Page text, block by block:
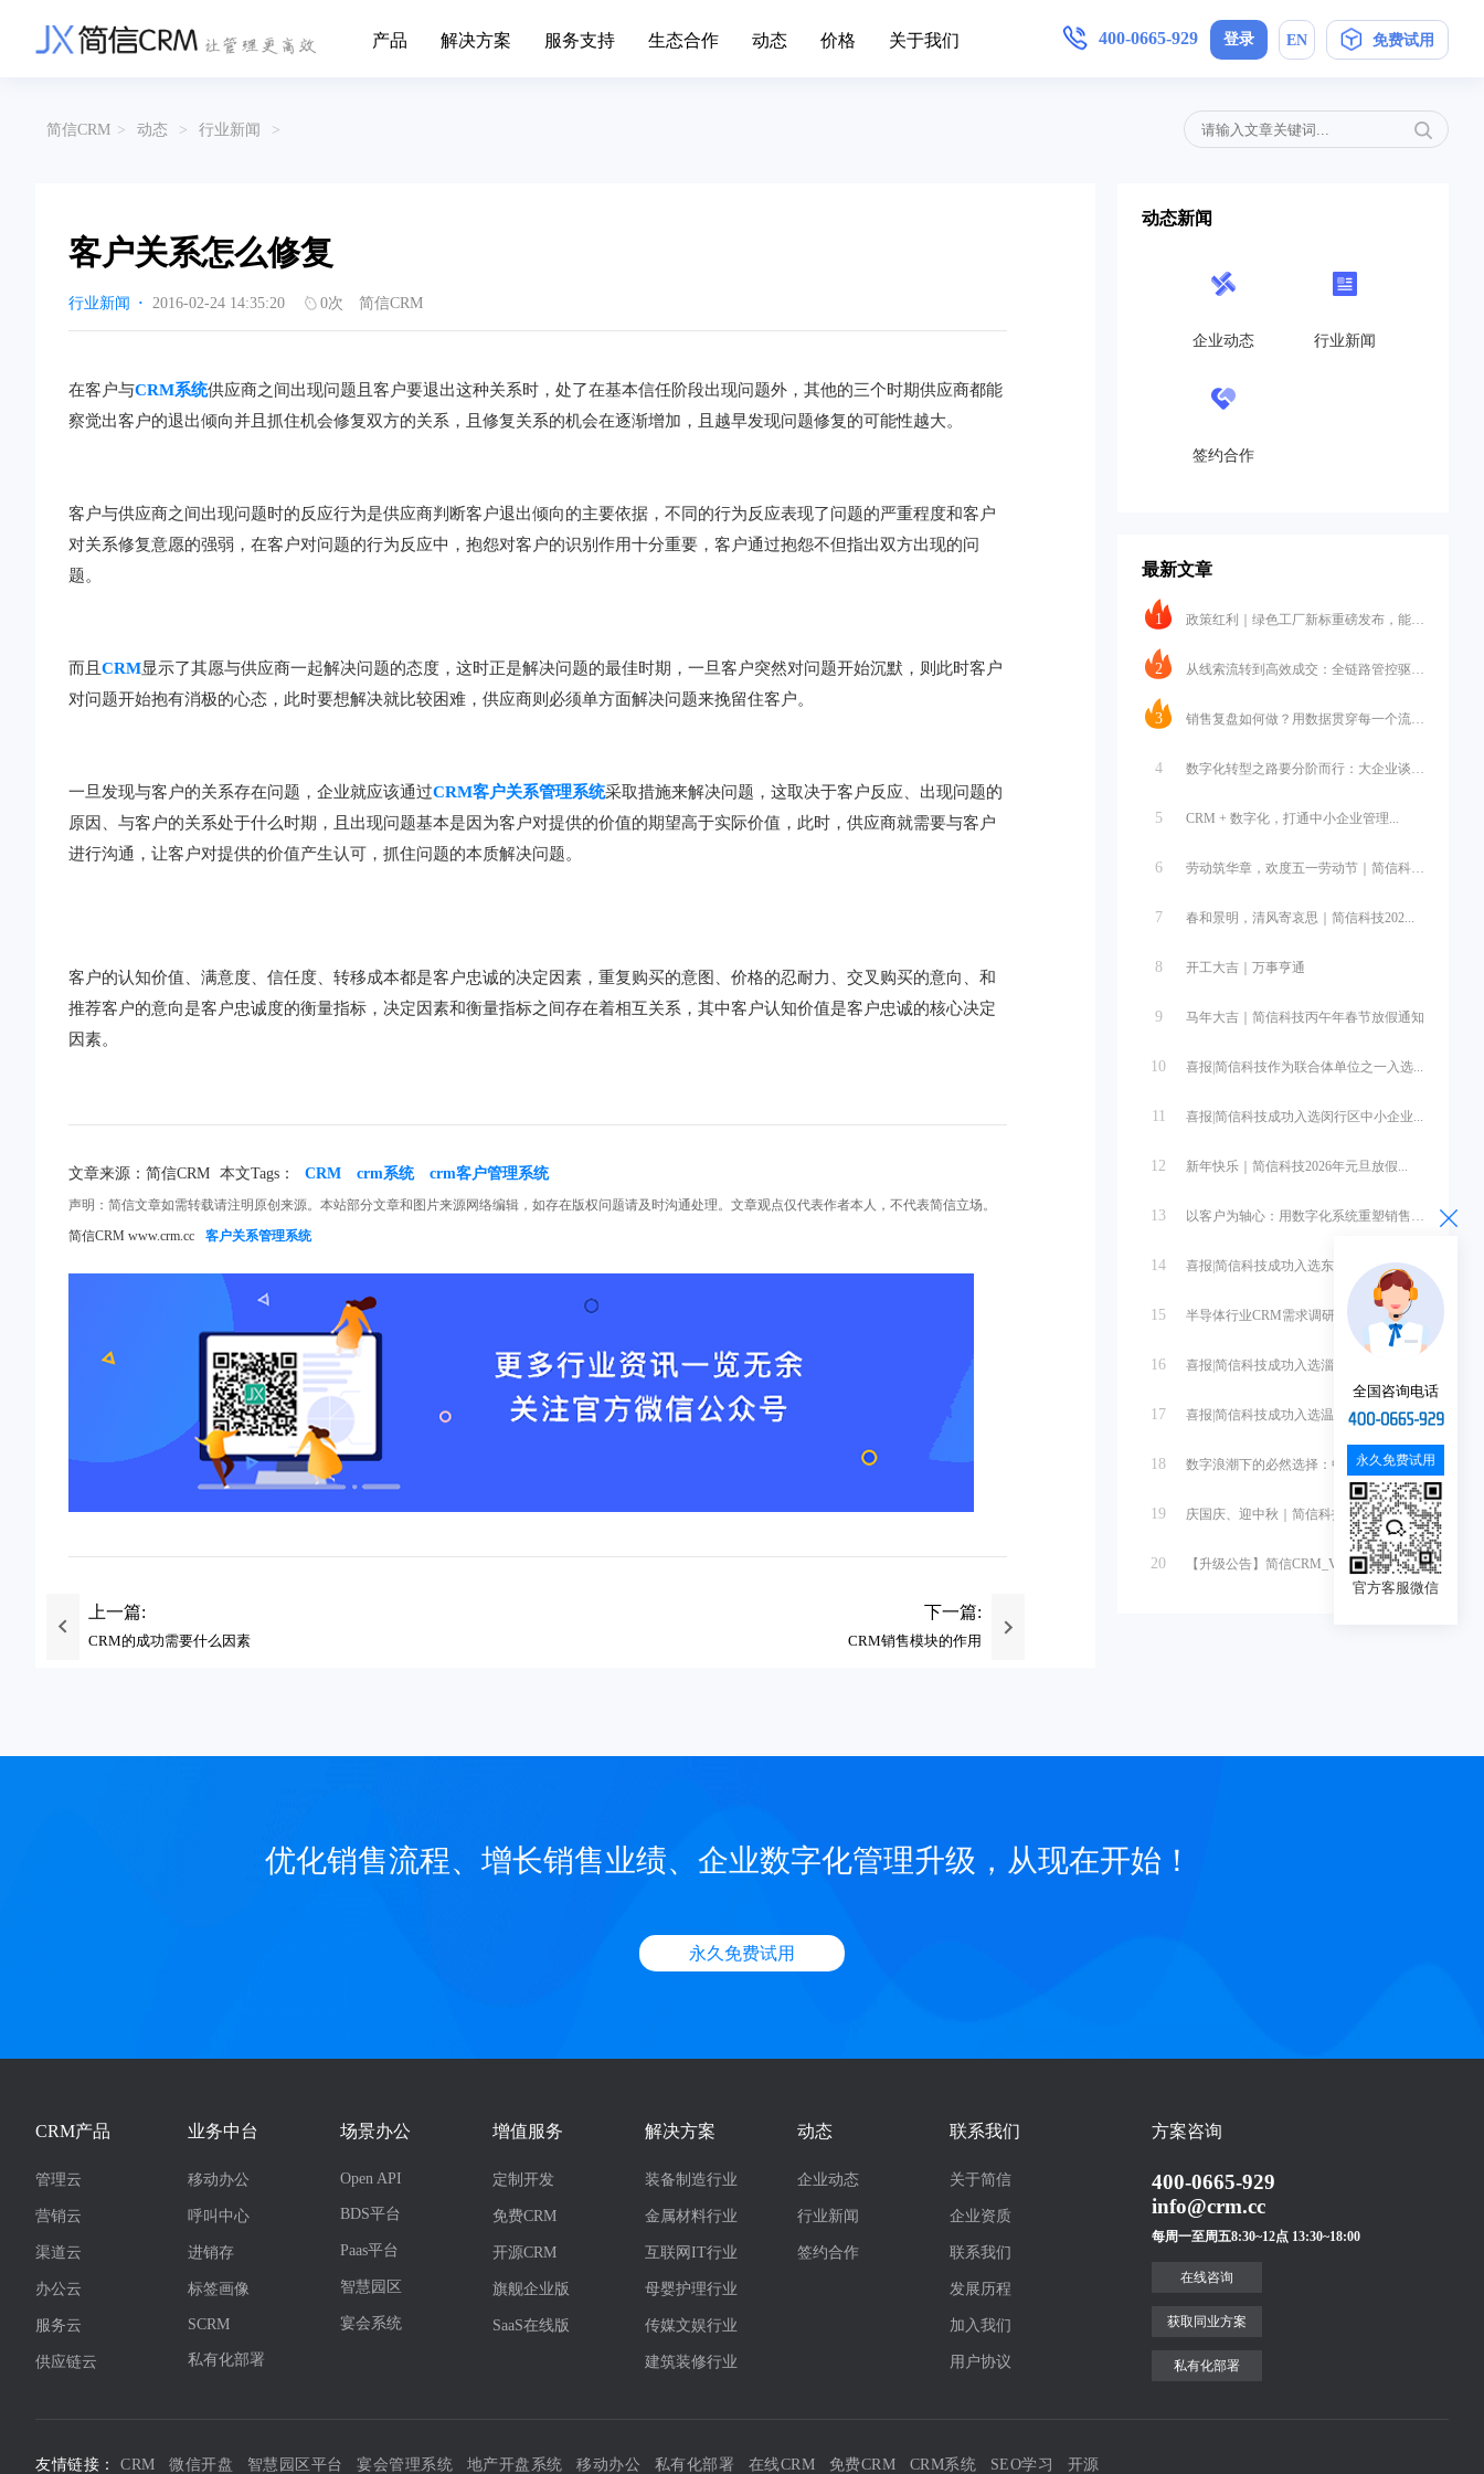
产品
营销云
从营销获客到商机转化的全流程管理
渠道云
融合分公司、经销商、总部伙伴管理
涵盖多种售前/后服务元素功能和接入 SCRM
智慧园区
增值服务
开源CRM
旗舰企业版
SaaS在线版
帮助中心
解决方案
挖现有客户价值以及开发更多新...
在信息时代，开展优质护理服务，信
传媒企业自身由于数字化传媒的发
展，对其内部控制建设和完善也是...
进装修行业往信息化道路上发展...
化，加快旅游业的发展速度，提高...
展的契机,活动策划公司就得在...
互联网等相关信息技术的发展是支撑
互联网金融模式发展的基石，给...
通过数字化方式，随时和专家互动，
享受个性化的健康资讯，实现及...
外贸行业独有的数据集中处理机制，
可以有效地保护客户资源，降低...
教育培训行业如雨后春笋般涌现，这
服务支持
帮助文档 产品手册
产品功能
以CRM产品为基础的功能点
生态合作 动态 价格 关于我们
关于简信 加入我们
用户协议
400-0665-929 登录 EN 免费试用
简信CRM > 动态 > 行业新闻 >
动态新闻
企业动态 行业新闻
签约合作
最新文章
1 政策红利｜绿色工厂新标重磅发布，能碳...
2 从线索流转到高效成交：全链路管控驱动...
3 销售复盘如何做？用数据贯穿每一个流程...
4 数字化转型之路要分阶而行：大企业谈战...
5 CRM + 数字化，打通中小企业管理...
6 劳动筑华章，欢度五一劳动节｜简信科技...
7 春和景明，清风寄哀思｜简信科技202...
8 开工大吉｜万事亨通
9 马年大吉｜简信科技丙午年春节放假通知
10 喜报|简信科技作为联合体单位之一入选...
11 喜报|简信科技成功入选闵行区中小企业...
12 新年快乐｜简信科技2026年元旦放假...
13 以客户为轴心：用数字化系统重塑销售管...
14 喜报|简信科技成功入选东营市中小企业...
15 半导体行业CRM需求调研与系统设计
16 喜报|简信科技成功入选淄博市中小企业...
17 喜报|简信科技成功入选温州市第一批中...
18 数字浪潮下的必然选择：中小微企业管理...
19 庆国庆、迎中秋｜简信科技2025国庆...
20 【升级公告】简信CRM_V4.7.5...
客户关系怎么修复
行业新闻 · 2016-02-24 14:35:20 0次 简信CRM
在客户与CRM系统供应商之间出现问题且客户要退出这种关系时，处了在基本信任阶段出现问题外，其他的三个时期供应商都能
察觉出客户的退出倾向并且抓住机会修复双方的关系，且修复关系的机会在逐渐增加，且越早发现问题修复的可能性越大。
客户与供应商之间出现问题时的反应行为是供应商判断客户退出倾向的主要依据，不同的行为反应表现了问题的严重程度和客户
对关系修复意愿的强弱，在客户对问题的行为反应中，抱怨对客户的识别作用十分重要，客户通过抱怨不但指出双方出现的问
题。
而且 CRM显示了其愿与供应商一起解决问题的态度，这时正是解决问题的最佳时期，一旦客户突然对问题开始沉默，则此时客户
对问题开始抱有消极的心态，此时要想解决就比较困难，供应商则必须单方面解决问题来挽留住客户。
一旦发现与客户的关系存在问题，企业就应该通过CRM客户关系管理系统采取措施来解决问题，这取决于客户反应、出现问题的
原因、与客户的关系处于什么时期，且出现问题基本是因为客户对提供的价值的期望高于实际价值，此时，供应商就需要与客户
进行沟通，让客户对提供的价值产生认可，抓住问题的本质解决问题。
客户的认知价值、满意度、信任度、转移成本都是客户忠诚的决定因素，重复购买的意图、价格的忍耐力、交叉购买的意向、和
推荐客户的意向是客户忠诚度的衡量指标，决定因素和衡量指标之间存在着相互关系，其中客户认知价值是客户忠诚的核心决定
因素。
文章来源：简信CRM 本文Tags： CRM crm系统 crm客户管理系统
声明：简信文章如需转载请注明原创来源。本站部分文章和图片来源网络编辑，如存在版权问题请及时沟通处理。文章观点仅代表作者本人，不代表简信立场。
简信CRM www.crm.cc
客户关系管理系统
上一篇:
CRM的成功需要什么因素
下一篇:
CRM销售模块的作用
优化销售流程、增长销售业绩、企业数字化管理升级，从现在开始！
永久免费试用
CRM产品
管理云
营销云
渠道云
办公云
服务云
供应链云
业务中台
移动办公
呼叫中心
进销存
标签画像
SCRM
私有化部署
场景办公
Open API
BDS平台
Paas平台
智慧园区
宴会系统
增值服务
定制开发
免费CRM
开源CRM
旗舰企业版
SaaS在线版
解决方案
装备制造行业
金属材料行业
互联网IT行业
母婴护理行业
传媒文娱行业
建筑装修行业
动态
企业动态
行业新闻
签约合作
联系我们
关于简信
企业资质
联系我们
发展历程
加入我们
用户协议
方案咨询
400-0665-929
info@crm.cc
每周一至周五8:30~12点 13:30~18:00
在线咨询
获取同业方案
私有化部署
友情链接： CRM 微信开盘 智慧园区平台 宴会管理系统 地产开盘系统 移动办公 私有化部署 在线CRM 免费CRM CRM系统 SEO学习 开源
全国咨询电话
永久免费试用
官方客服微信